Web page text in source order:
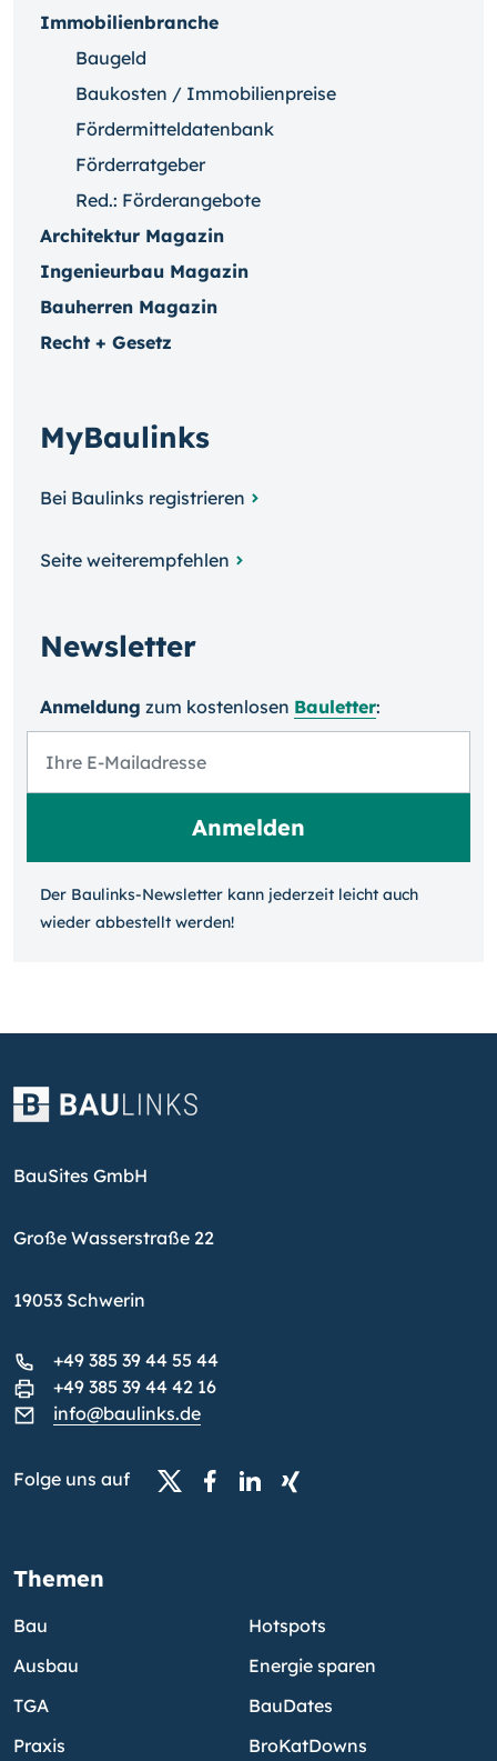
Immobilienbranche
Baugeld
Baukosten / Immobilienpreise
Fördermitteldatenbank
Förderratgeber
Red.: Förderangebote
Architektur Magazin
Ingenieurbau Magazin
Bauherren Magazin
Recht + Gesetz
MyBaulinks
Bei Baulinks registrieren
Seite weiterempfehlen
Newsletter
Anmeldung zum kosten­losen Bauletter:
Der Baulinks-Newsletter kann jeder­zeit leicht auch
wieder ab­bestellt werden!
BauSites GmbH
Große Wasserstraße 22
19053 Schwerin
+49 385 39 44 55 44
+49 385 39 44 42 16
info@baulinks.de
Folge uns auf
Themen
Bau
Ausbau
TGA
Praxis
Hotspots
Energie sparen
BauDates
BroKatDowns